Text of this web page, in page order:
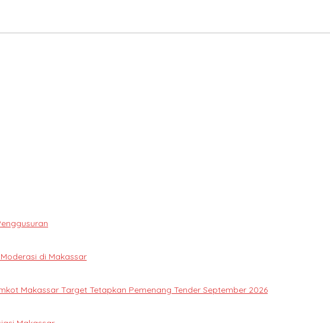
di Makassar
Makassar Target Tetapkan Pemenang Tender September 2026